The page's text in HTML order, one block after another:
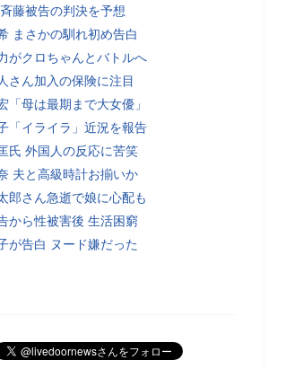
藤被告の判決を予想
まさかの馴れ初め告白
がクロちゃんとバトルへ
さん加入の保険に注目
「母は最期まで大女優」
「イライラ」近況を報告
氏 外国人の反応に苦笑
夫と高級時計お揃いか
郎さん急逝で娘に心配も
から性被害後 生活困窮
が告白 ヌード嫌だった